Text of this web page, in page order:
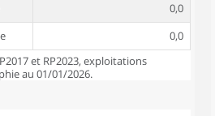
0,0
0,0
et RP2023, exploitations
au 01/01/2026.